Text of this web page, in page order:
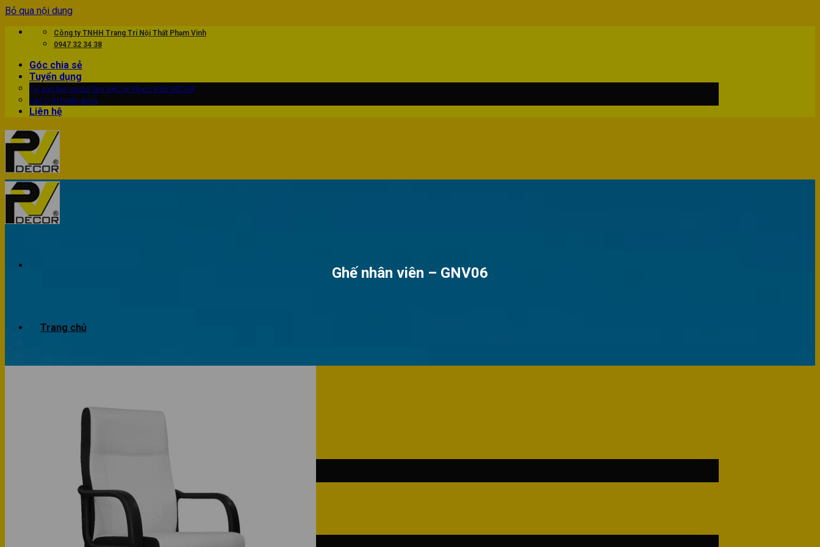
Bỏ qua nội dung
Công ty TNHH Trang Trí Nội Thất Phạm Vinh
0947 32 34 38
Góc chia sẻ
Tuyển dụng
Tại sao bạn muốn làm việc tại Phạm Vinh DECOR
Các vị trí tuyển dụng
Liên hệ
Trang chủ
Công trình văn phòng
Công trình nhà ở
Sản phẩm
Ghế nhân viên – GNV06